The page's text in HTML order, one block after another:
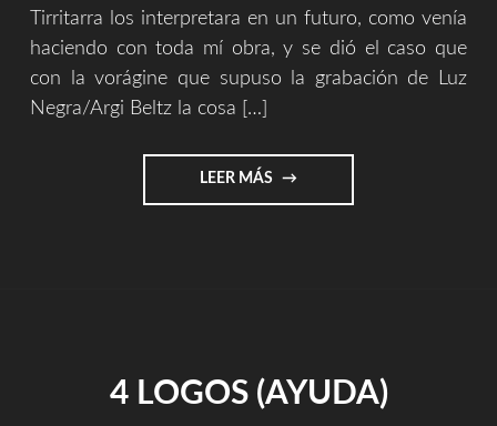
Tirritarra los interpretara en un futuro, como venía
haciendo con toda mí obra, y se dió el caso que
con la vorágine que supuso la grabación de Luz
Negra/Argi Beltz la cosa […]
LEER MÁS "DOCUMENTO
HISTORICO
4 LOGOS (AYUDA)